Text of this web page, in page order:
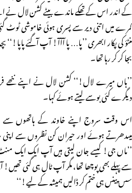
کے اندر اس کے تھکے ماندے بیٹے کشن لال نے
کمرے میں اتنی دیر سے پسری ہوئی خاموشی ٹوٹ
منٹؤ کی پکار ابھری ’’پا… پا آآآ! آپ آگئے پاپا!‘‘
بجا کر کر رہا تھا۔
’’ہاں میرے لال!‘‘ کشن لال نے اپنے ننھے
دیگرے کئی بوسے لیتے ہوئے کہا۔
اس وقت سروج اپنے خاوند کے ہاتھوں سے
میںدھرتے ہوئے اور حیران کن نظروں سے اپنی
’’ماں جی! کیسے جان لیتی ہیں آپ ایک ایک
سے پہلے بھی پوچھا تھا، مگر آپ ٹال ہی گئی تھیں!
سس پینس ہی ختم کر ڈالیں ہمیشہ کے لیے!‘‘